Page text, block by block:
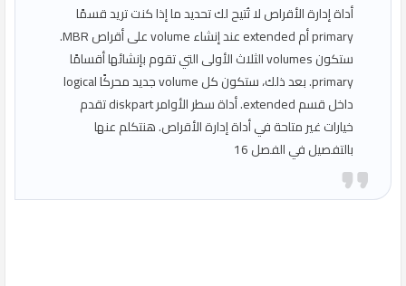
أداة إدارة الأقراص لا تُتيح لك تحديد ما إذا كنت تريد قسمًا
primary أم extended عند إنشاء volume على أقراص MBR.
ستكون volumes الثلاث الأولى التي تقوم بإنشائها أقسامًا
primary. بعد ذلك، ستكون كل volume جديد محركًا logical
داخل قسم extended. أداة سطر الأوامر diskpart تقدم
خيارات غير متاحة في أداة إدارة الأقراص. هنتكلم عنها
بالتفصيل في الفصل 16